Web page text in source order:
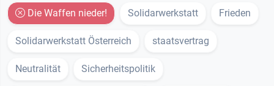
Die Waffen nieder! Solidarwerkstatt Frieden
Solidarwerkstatt Österreich staatsvertrag
Neutralität Sicherheitspolitik